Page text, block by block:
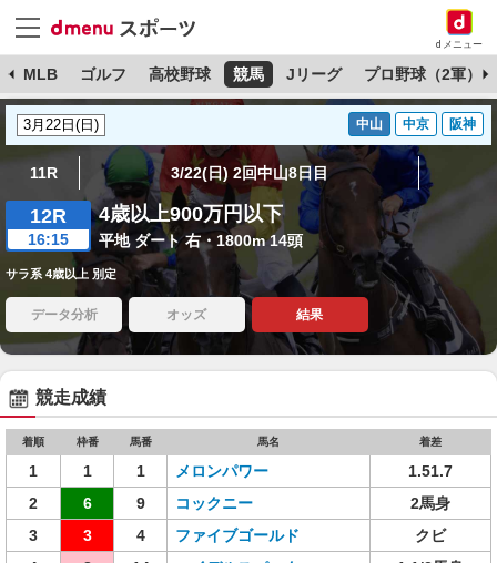
dメニュー
MLB ゴルフ 高校野球 競馬 Jリーグ プロ野球（2軍）
中山 中京 阪神
11R 3/22(日) 2回中山8日目
12R
16:15
4歳以上900万円以下
平地 ダート 右・1800m 14頭
サラ系 4歳以上 別定
データ分析 オッズ 結果
競走成績
着順 枠番 馬番 馬名 着差
1 1 1 メロンパワー
1.51.7
2
6 9 コックニー
2馬身
3
3 4 ファイブゴールド
クビ